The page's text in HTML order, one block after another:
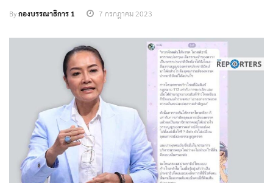
Byกองบรรณาธิการ 1 7 กรกฎาคม 2023